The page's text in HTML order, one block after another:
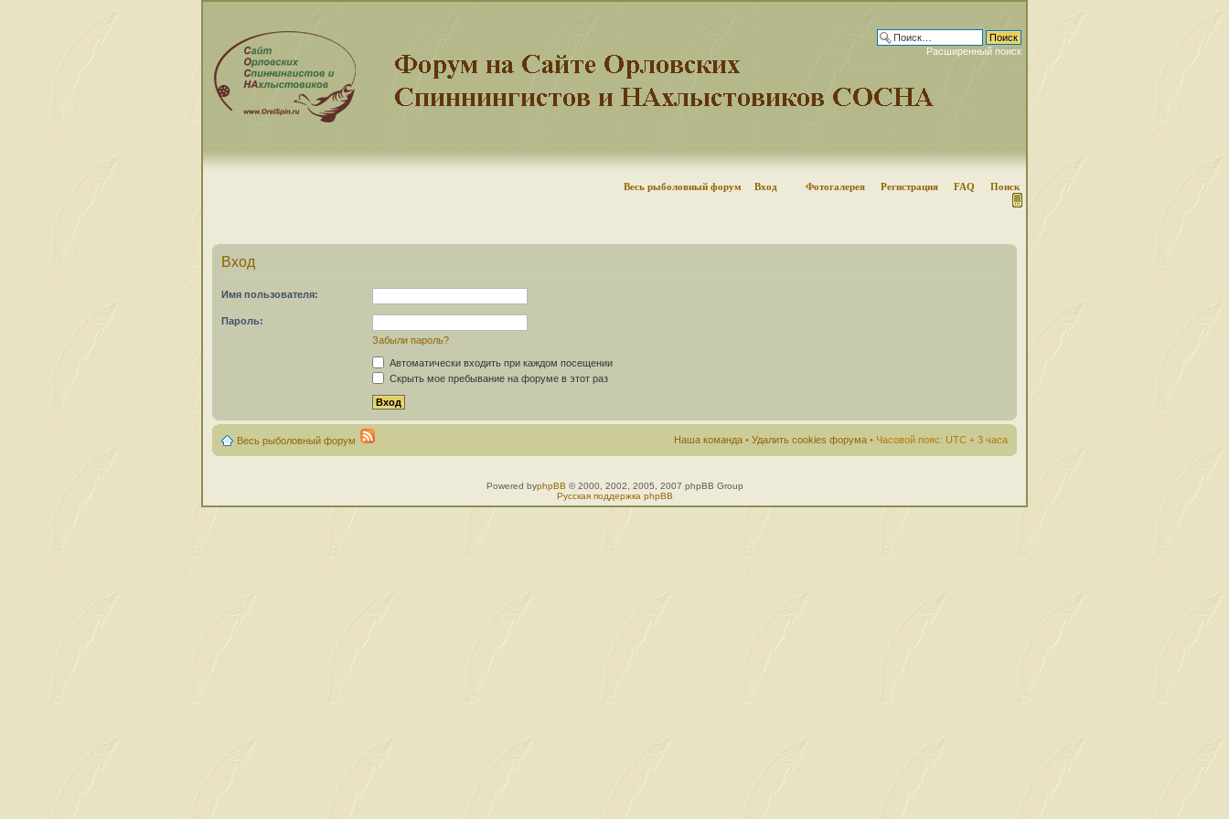
Расширенный поиск
Весь рыболовный форум Вход Фотогалерея Регистрация FAQ Поиск
Вход
Имя пользователя:
Пароль:
Забыли пароль?
Автоматически входить при каждом посещении
Скрыть мое пребывание на форуме в этот раз
Весь рыболовный форум Наша команда • Удалить cookies форума • Часовой пояс: UTC + 3 часа
Powered byphpBB © 2000, 2002, 2005, 2007 phpBB Group
Русская поддержка phpBB